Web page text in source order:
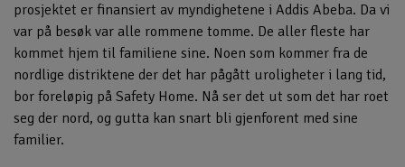
prosjektet er finansiert av myndighetene i Addis Abeba. Da vi
var på besøk var alle rommene tomme. De aller fleste har
kommet hjem til familiene sine. Noen som kommer fra de
nordlige distriktene der det har pågått uroligheter i lang tid,
bor foreløpig på Safety Home. Nå ser det ut som det har roet
seg der nord, og gutta kan snart bli gjenforent med sine
familier.